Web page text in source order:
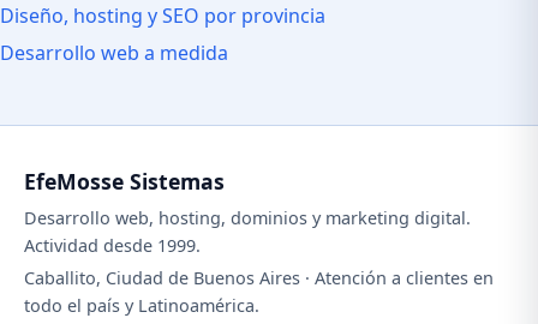
Diseño, hosting y SEO por provincia
Desarrollo web a medida
EfeMosse Sistemas
Desarrollo web, hosting, dominios y marketing digital.
Actividad desde 1999.
Caballito, Ciudad de Buenos Aires · Atención a clientes en
todo el país y Latinoamérica.